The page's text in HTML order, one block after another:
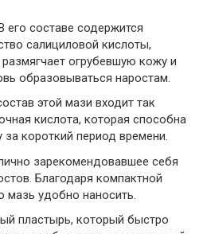
его составе содержится
салициловой кислоты,
огрубевшую кожу и
образовываться наростам.
этой мази входит так
кислота, которая способна
короткий период времени.
зарекомендовавшее себя
Благодаря компактной
мазь удобно наносить.
пластырь, который быстро